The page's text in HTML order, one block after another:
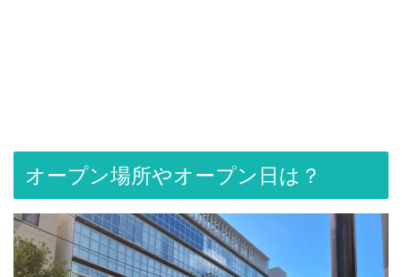
オープン場所やオープン日は？